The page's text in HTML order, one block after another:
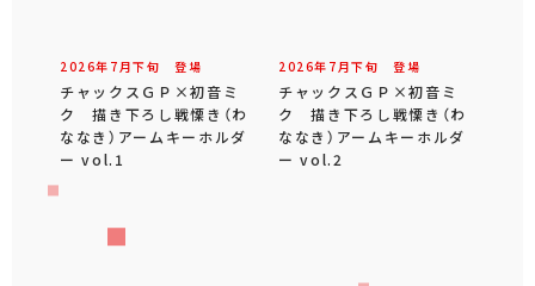
2026年 7 月下旬 登場
チャックスＧＰ×初音ミ
ク 描き下ろし戦慄き（わ
ななき）アームキーホルダ
ー vol.1
2026年 7 月下旬 登場
チャックスＧＰ×初音ミ
ク 描き下ろし戦慄き（わ
ななき）アームキーホルダ
ー vol.2